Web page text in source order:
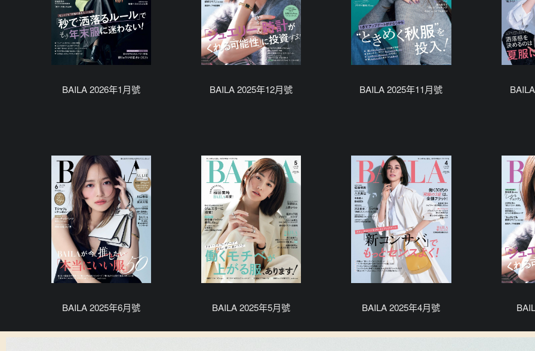
BAILA 2026年1月號 BAILA 2025年12月號 BAILA 2025年11月號
BAILA 2025年6月號 BAILA 2025年5月號 BAILA 2025年4月號